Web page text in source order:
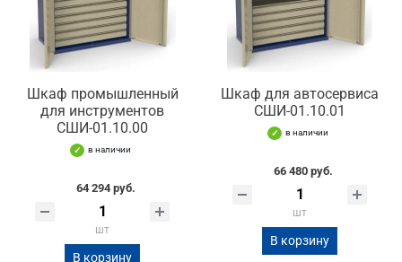
Шкаф промышленный
для инструментов
СШИ-01.10.00
в наличии
64 294 руб.
шт
В корзину
Шкаф для автосервиса
СШИ-01.10.01
в наличии
66 480 руб.
шт
В корзину